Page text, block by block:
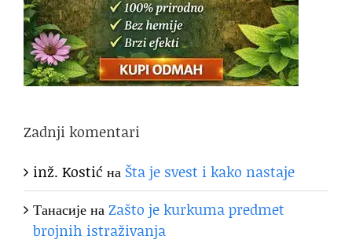
Zadnji komentari
inž. Kostić на Šta je svest i kako nastaje
ТанасијенаZašto je kurkuma predmet
brojnih istraživanja